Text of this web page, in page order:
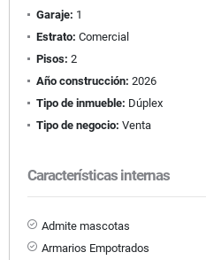
Garaje: 1
Estrato: Comercial
Pisos: 2
Año construcción: 2026
Tipo de inmueble: Dúplex
Tipo de negocio: Venta
Características internas
Admite mascotas
Armarios Empotrados